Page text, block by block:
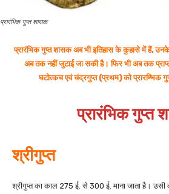
प्रारंभिक गुप्त शासक
प्रारंभिक गुप्त शासक अब भी इतिहास के कुहासे में हैं, उनके
अब तक नहीं जुटाई जा सकी है। फिर भी अब तक
घटोत्कच एवं चंद्रगुप्त (प्रथम) को प्रारम्भिक
प्रारंभिक गुप्त
श्रीगुप्त
श्रीगुप्त का काल 275 ई. से 300 ई. माना जाता है। उसी